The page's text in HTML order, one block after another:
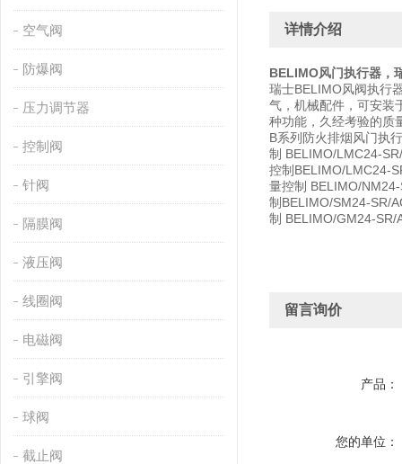
空气阀
防爆阀
压力调节器
控制阀
针阀
隔膜阀
液压阀
线圈阀
电磁阀
引擎阀
球阀
截止阀
详情介绍
BELIMO风门执行器，
瑞士BELIMO风阀执行
气，机械配件，可安装
种功能，久经考验的质
B系列防火排烟风门执
制 BELIMO/LMC24-
控制BELIMO/LMC24-
量控制 BELIMO/
制BELIMO/SM24-SR/
制 BELIMO/GM24-SR/
留言询价
产品：
您的单位：